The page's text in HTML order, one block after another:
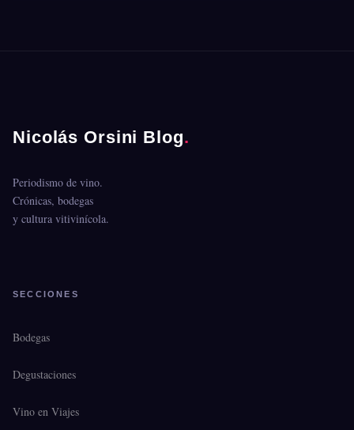
Nicolás Orsini Blog.
Periodismo de vino.
Crónicas, bodegas
y cultura vitivinícola.
SECCIONES
Bodegas
Degustaciones
Vino en Viajes